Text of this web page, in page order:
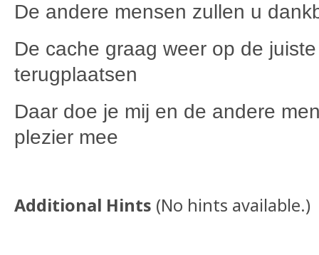
De andere mensen zullen u
De cache graag weer op de
terugplaatsen
Daar doe je mij en de andere
plezier mee
Additional Hints (No hints available.)